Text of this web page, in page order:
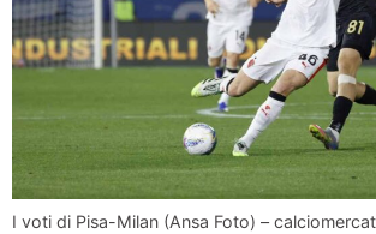
I voti di Pisa-Milan (Ansa Foto) –